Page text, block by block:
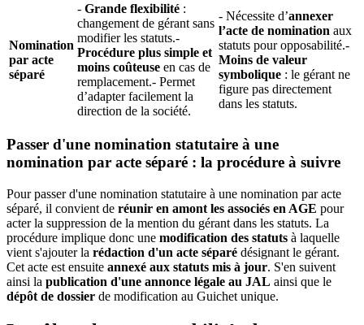
Nomination
par acte
séparé
- Grande flexibilité :
changement de gérant sans
modifier les statuts.-
Procédure plus simple et
moins coûteuse en cas de
remplacement.- Permet
d’adapter facilement la
direction de la société.
- Nécessite d’annexer
l’acte de nomination aux
statuts pour opposabilité.-
Moins de valeur
symbolique : le gérant ne
figure pas directement
dans les statuts.
Passer d'une nomination statutaire à une
nomination par acte séparé : la procédure à suivre
Pour passer d'une nomination statutaire à une nomination par acte
séparé, il convient de réunir en amont les associés en AGE pour
acter la suppression de la mention du gérant dans les statuts. La
procédure implique donc une modification des statuts à laquelle
vient s'ajouter la rédaction d'un acte séparé désignant le gérant.
Cet acte est ensuite annexé aux statuts mis à jour. S'en suivent
ainsi la publication d'une annonce légale au JAL ainsi que le
dépôt de dossier de modification au Guichet unique.